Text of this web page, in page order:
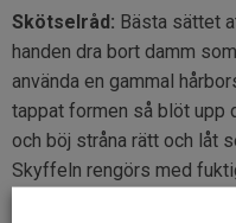
Skötselråd: Bästa sättet
handen dra bort damm
använda en gammal
tappat formen så blöt upp
och böj stråna rätt och låt
Skyffeln rengörs med